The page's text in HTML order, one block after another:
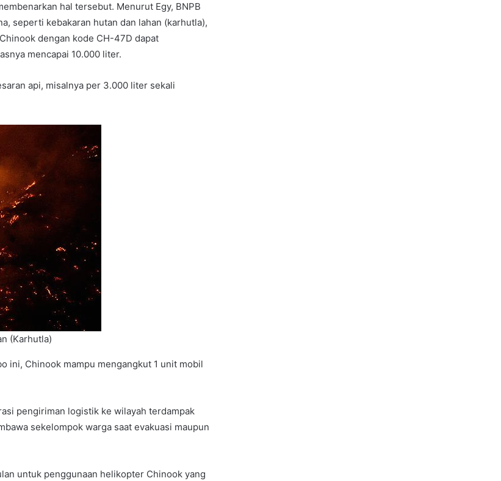
hal tersebut. Menurut Egy, BNPB
seperti kebakaran hutan dan lahan (karhutla),
dengan kode CH-47D dapat
mencapai 10.000 liter.
api, misalnya per 3.000 liter sekali
(Karhutla)
ini, Chinook mampu mengangkut 1 unit mobil
pengiriman logistik ke wilayah terdampak
sekelompok warga saat evakuasi maupun
untuk penggunaan helikopter Chinook yang